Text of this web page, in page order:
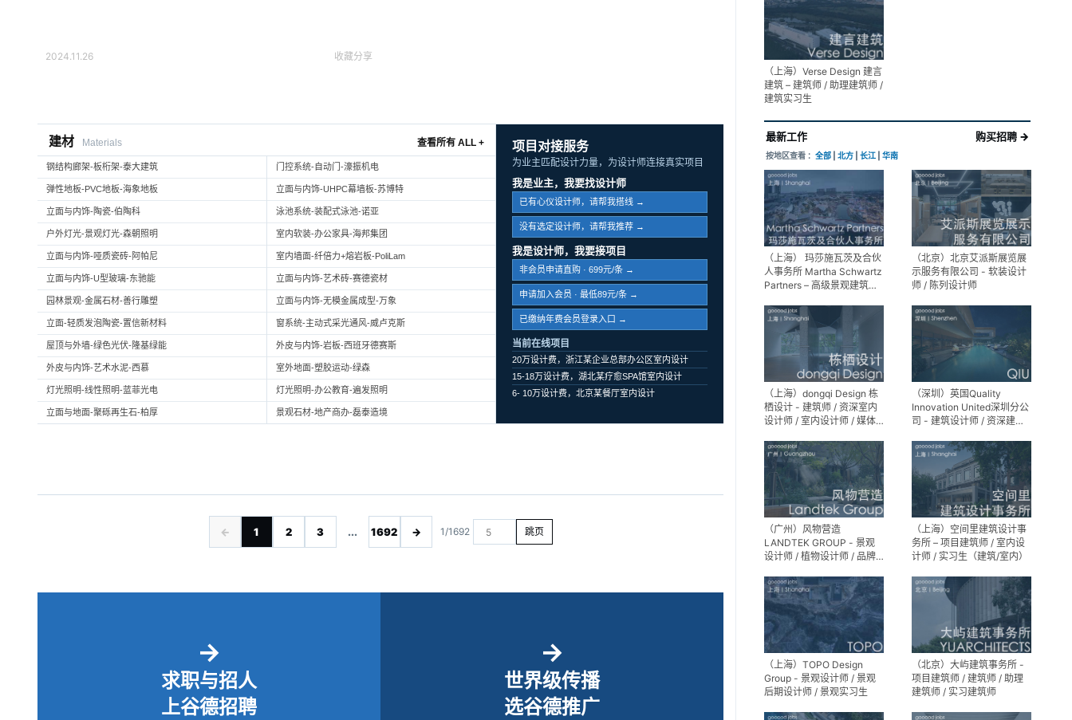
2024.11.26 收藏分享
建材 Materials 查看所有 ALL +
钢结构廊架-板桁架-泰大建筑 门控系统-自动门-濠振机电
弹性地板-PVC地板-海象地板 立面与内饰-UHPC幕墙板-苏博特
立面与内饰-陶瓷-伯陶科 泳池系统-装配式泳池-诺亚
户外灯光-景观灯光-森朝照明 室内软装-办公家具-海邦集团
立面与内饰-哑质瓷砖-阿帕尼 室内墙面-纤倍力+熔岩板-PoliLam
立面与内饰-U型玻璃-东驰能 立面与内饰-艺术砖-赛德瓷材
园林景观-金属石材-善行雕塑 立面与内饰-无模金属成型-万象
立面-轻质发泡陶瓷-置信新材料 窗系统-主动式采光通风-威卢克斯
屋顶与外墙-绿色光伏-隆基绿能 外皮与内饰-岩板-西班牙德赛斯
外皮与内饰-艺术水泥-西慕 室外地面-塑胶运动-绿森
灯光照明-线性照明-蓝菲光电 灯光照明-办公教育-遍发照明
立面与地面-聚砾再生石-柏厚 景观石材-地产商办-磊泰造境
项目对接服务
为业主匹配设计力量，为设计师连接真实项目
我是业主，我要找设计师
已有心仪设计师，请帮我搭线 →
没有选定设计师，请帮我推荐 →
我是设计师，我要接项目
非会员申请直购 · 699元/条 →
申请加入会员 · 最低89元/条 →
已缴纳年费会员登录入口 →
当前在线项目
20万设计费，浙江某企业总部办公区室内设计
15-18万设计费，湖北某疗愈SPA馆室内设计
6- 10万设计费，北京某餐厅室内设计
← 1 2 3 ... 1692 → 1/1692 跳页
→
求职与招人
上谷德招聘
→
世界级传播
选谷德推广
（上海）Verse Design 建言
建筑 – 建筑师 / 助理建筑师 /
建筑实习生
最新工作 购买招聘 →
按地区查看 ： 全部 北方 长江 华南
（上海） 玛莎施瓦茨及合伙
人事务所 Martha Schwartz
Partners – 高级景观建筑师
Designer / 景观建筑师
Landscape Designer
（北京）北京艾派斯展览展
示服务有限公司 - 软装设计
师 / 陈列设计师
（上海）dongqi Design 栋
栖设计 - 建筑师 / 资深室内
设计师 / 室内设计师 / 媒体
生（常年招聘）
（深圳）英国Quality
Innovation United深圳分公
司 - 建筑设计师 / 资深建筑
实习生
（广州）风物营造
LANDTEK GROUP - 景观
设计师 / 植物设计师 / 品牌
（上海）空间里建筑设计事
务所 – 项目建筑师 / 室内设
计师 / 实习生（建筑/室内）
（上海）TOPO Design
Group - 景观设计师 / 景观
后期设计师 / 景观实习生
（北京）大屿建筑事务所 -
项目建筑师 / 建筑师 / 助理
建筑师 / 实习建筑师